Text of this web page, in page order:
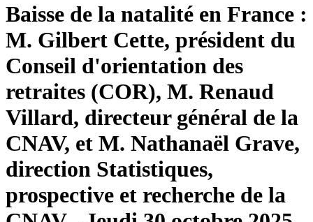
Baisse de la natalité en France :
M. Gilbert Cette, président du
Conseil d'orientation des
retraites (COR), M. Renaud
Villard, directeur général de la
CNAV, et M. Nathanaël Grave,
direction Statistiques,
prospective et recherche de la